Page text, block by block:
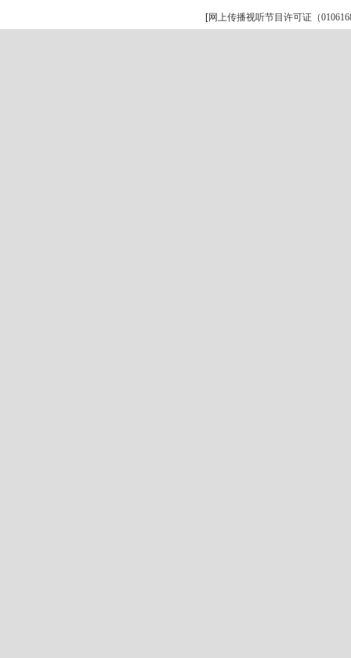
[网上传播视听节目许可证（